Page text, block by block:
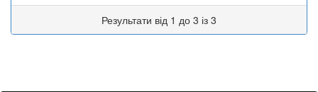
Результати від 1 до 3 із 3